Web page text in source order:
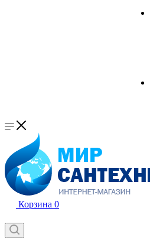
Корзина 0